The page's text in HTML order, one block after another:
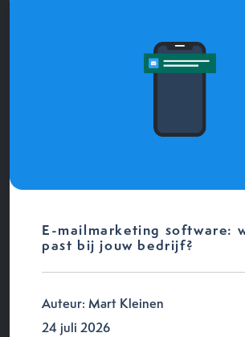
E-mailmarketing software:
past bij jouw bedrijf?
Auteur: Mart Kleinen
24 juli 2026